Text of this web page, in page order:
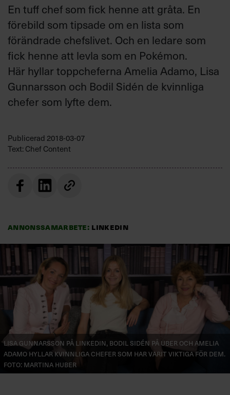
En tuff chef som fick henne att gråta. En
förebild som tipsade om en lista som
förändrade chefslivet. Och en ledare som
fick henne att levla som en Pokémon.
Här hyllar toppcheferna Amelia Adamo, Lisa
Gunnarsson och Bodil Sidén de kvinnliga
chefer som lyfte dem.
Publicerad 2018-03-07
Text: Chef Content
Annonssamarbete: LinkedIn
Lisa Gunnarsson på LinkedIn, Bodil Sidén på Uber och Amelia
Adamo hyllar kvinnliga chefer som har varit viktiga för dem.
Foto: Martina Huber